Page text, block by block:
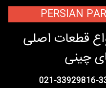
PERSIAN
قطعات اصلی
چینی
021-33929816-